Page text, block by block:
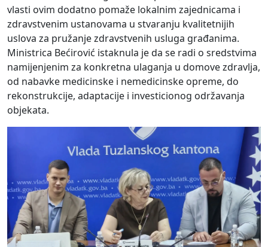
vlasti ovim dodatno pomaže lokalnim zajednicama i
zdravstvenim ustanovama u stvaranju kvalitetnijih
uslova za pružanje zdravstvenih usluga građanima.
Ministrica Bećirović istaknula je da se radi o sredstvima
namijenjenim za konkretna ulaganja u domove zdravlja,
od nabavke medicinske i nemedicinske opreme, do
rekonstrukcije, adaptacije i investicionog održavanja
objekata.